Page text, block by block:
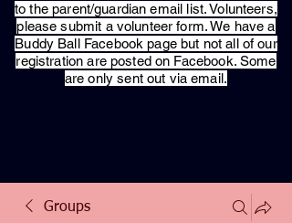
to the parent/guardian email list. Volunteers,
please submit a volunteer form. We have a
Buddy Ball Facebook page but not all of our
registration are posted on Facebook. Some
are only sent out via email.
Groups